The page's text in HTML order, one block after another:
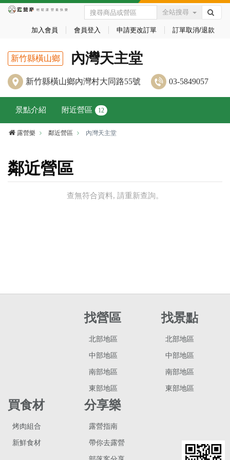
全站搜尋
加入會員 會員登入 申請更改訂單 訂單取消/退款
新竹縣橫山鄉 內灣天主堂
新竹縣橫山鄉內灣村大同路55號 03-5849057
景點介紹 附近營區 12
露營樂 鄰近營區 內灣天主堂
鄰近營區
查無符合資料, 請重新查詢。
找營區
北部地區
中部地區
南部地區
東部地區
找景點
北部地區
中部地區
南部地區
東部地區
買食材
烤肉組合
新鮮食材
分享樂
露營指南
帶你去露營